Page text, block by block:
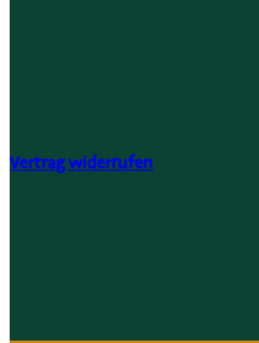
Vertrag widerrufen